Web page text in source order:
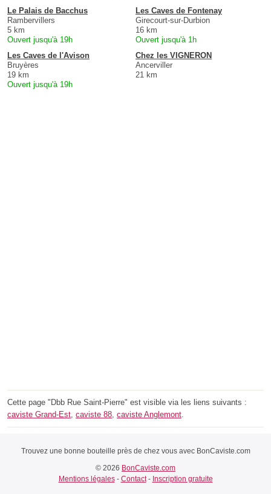
Le Palais de Bacchus
Rambervillers
5 km
Ouvert jusqu'à 19h
Les Caves de Fontenay
Girecourt-sur-Durbion
16 km
Ouvert jusqu'à 1h
Les Caves de l'Avison
Bruyères
19 km
Ouvert jusqu'à 19h
Chez les VIGNERON
Ancerviller
21 km
Cette page "Dbb Rue Saint-Pierre" est visible via les liens suivants :
caviste Grand-Est caviste 88 caviste Anglemont
Trouvez une bonne bouteille près de chez vous avec BonCaviste.com
© 2026 BonCaviste.com
Mentions légales- Contact- Inscription gratuite